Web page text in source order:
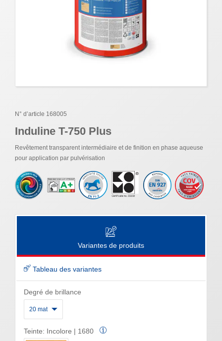
N° d’article 168005
Induline T-750 Plus
Revêtement transparent intermédiaire et de finition en phase aqueuse
pour application par pulvérisation
Variantes de produits
Tableau des variantes
Degré de brillance
20 mat
Teinte: Incolore | 1680